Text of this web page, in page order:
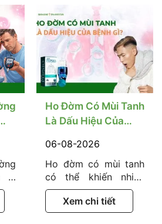
lý
Ho Đờm Có Mùi Tanh
Là Dấu Hiệu Của
Hiểm Không?
06-08-2026
Ho đờm có mùi tanh
có thể khiến nhiều
người lo lắng, đặc
biệt khi tình trạng kéo
dài hoặc đi kèm đờm
Xem chi tiết